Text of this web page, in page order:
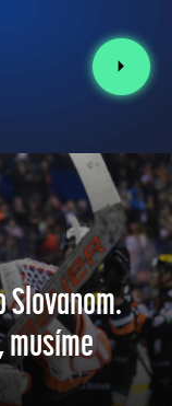
Slovanom.
musíme